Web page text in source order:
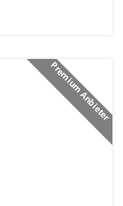
Premium Anbieter